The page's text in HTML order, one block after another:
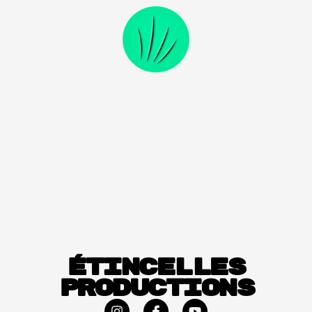
étincelles
productions